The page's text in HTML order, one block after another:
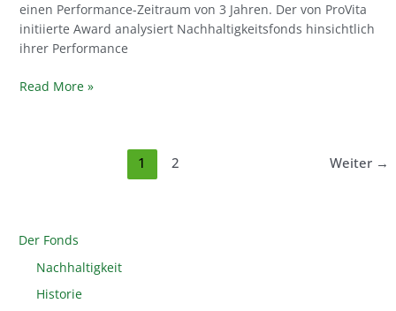
einen Performance-Zeitraum von 3 Jahren. Der von ProVita
initiierte Award analysiert Nachhaltigkeitsfonds hinsichtlich
ihrer Performance
Read More »
1 2 Weiter →
Der Fonds
Nachhaltigkeit
Historie